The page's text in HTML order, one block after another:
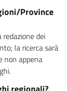
Province
dei
la ricerca sarà
non appena